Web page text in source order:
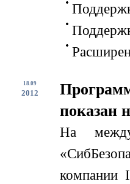
18.09
2012
показан
На
компании